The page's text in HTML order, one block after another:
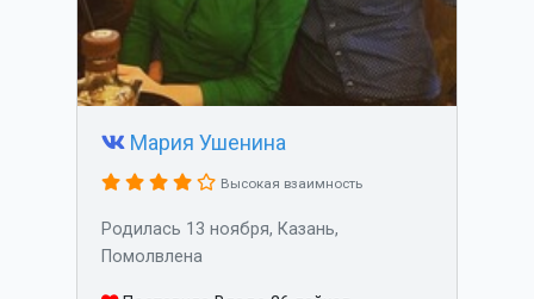
Мария Ушенина
Высокая взаимность
Родилась 13 ноября, Казань,
Помолвлена